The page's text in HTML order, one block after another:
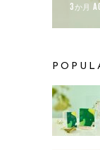
3か月